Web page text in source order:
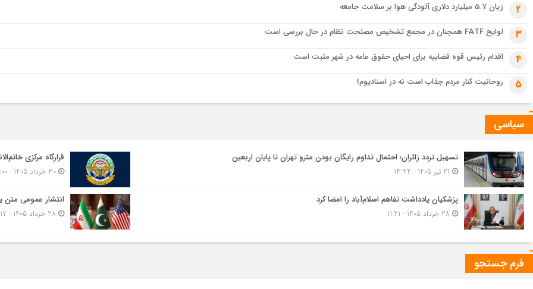
2 زیان ۵.۷ میلیارد دلاری آلودگی هوا بر سلامت جامعه
3 لوایح FATF همچنان در مجمع تشخیص مصلحت نظام در حال بررسی است
4 اقدام رئیس قوه قضاییه برای احیای حقوق عامه در شهر مثبت است
5 روحانیت کنار مردم جذاب است نه در استادیوم!
سیاسی
تسهیل تردد زائران؛ احتمال تداوم رایگان بودن مترو تهران تا پایان اربعین
21 تیر 1405 - 13:42
قرارگاه مرکزی
30 خرداد 1405 - 17:00
پزشکیان یادداشت تفاهم اسلام‌آباد را امضا کرد
28 خرداد 1405 - 11:21
انتشار عمومی متن
28 خرداد 1405 - 11:17
فرم جستجو